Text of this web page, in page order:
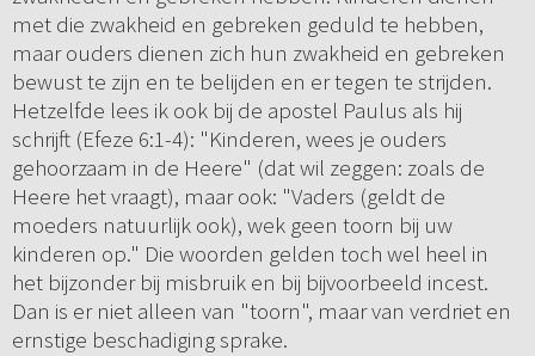
met die zwakheid en gebreken geduld te hebben,
maar ouders dienen zich hun zwakheid en gebreken
bewust te zijn en te belijden en er tegen te strijden.
Hetzelfde lees ik ook bij de apostel Paulus als hij
schrijft (Efeze 6:1-4): "Kinderen, wees je ouders
gehoorzaam in de Heere" (dat wil zeggen: zoals de
Heere het vraagt), maar ook: "Vaders (geldt de
moeders natuurlijk ook), wek geen toorn bij uw
kinderen op." Die woorden gelden toch wel heel in
het bijzonder bij misbruik en bij bijvoorbeeld incest.
Dan is er niet alleen van "toorn", maar van verdriet en
ernstige beschadiging sprake.